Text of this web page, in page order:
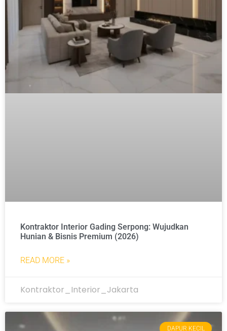
Kontraktor Interior Gading Serpong: Wujudkan
Hunian & Bisnis Premium (2026)
READ MORE »
Kontraktor_Interior_Jakarta
DAPUR KECIL